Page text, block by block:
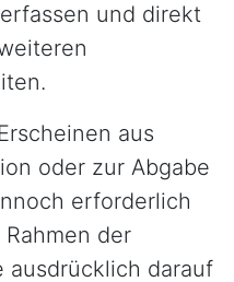
und direkt
aus
oder zur Abgabe
erforderlich
der
ausdrücklich darauf